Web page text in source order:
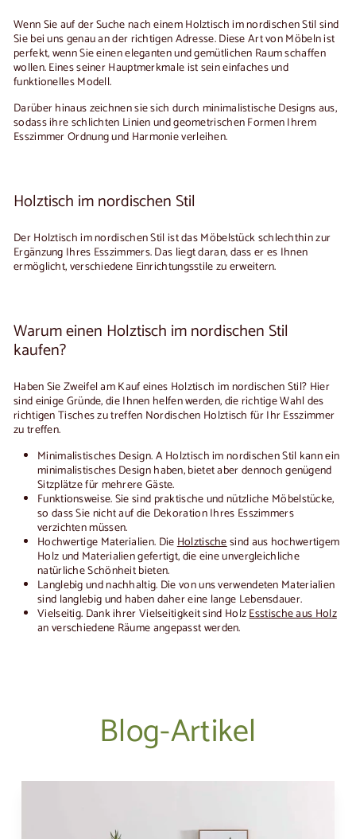
Wenn Sie auf der Suche nach einemHolztisch im nordischen Stilsind
Sie bei uns genau an der richtigen Adresse. Diese Art von Möbeln ist
perfekt, wenn Sie einen eleganten und gemütlichen Raum schaffen
wollen. Eines seiner Hauptmerkmale ist sein einfaches und
funktionelles Modell.
Darüber hinaus zeichnen sie sich durch minimalistische Designs aus,
sodass ihre schlichten Linien und geometrischen Formen Ihrem
Esszimmer Ordnung und Harmonie verleihen.
Holztisch im nordischen Stil
DerHolztisch im nordischen Stilist das Möbelstück schlechthin zur
Ergänzung Ihres Esszimmers. Das liegt daran, dass er es Ihnen
ermöglicht, verschiedene Einrichtungsstile zu erweitern.
Warum einen Holztisch im nordischen Stil
kaufen?
Haben Sie Zweifel am Kauf eines Holztisch im nordischen Stil? Hier
sind einige Gründe, die Ihnen helfen werden, die richtige Wahl des
richtigen Tisches zu treffen Nordischen Holztischfür Ihr Esszimmer
zu treffen.
Minimalistisches Design. AHolztisch im nordischen Stil kann ein
minimalistisches Design haben, bietet aber dennoch genügend
Sitzplätze für mehrere Gäste.
Funktionsweise. Sie sind praktische und nützliche Möbelstücke,
so dass Sie nicht auf die Dekoration Ihres Esszimmers
verzichten müssen.
Hochwertige Materialien. DieHolztischesind aus hochwertigem
Holz und Materialien gefertigt, die eine unvergleichliche
natürliche Schönheit bieten.
Langlebig und nachhaltig. Die von uns verwendeten Materialien
sind langlebig und haben daher eine lange Lebensdauer.
Vielseitig. Dank ihrer Vielseitigkeit sind HolzEsstische aus Holz
an verschiedene Räume angepasst werden.
Blog-Artikel